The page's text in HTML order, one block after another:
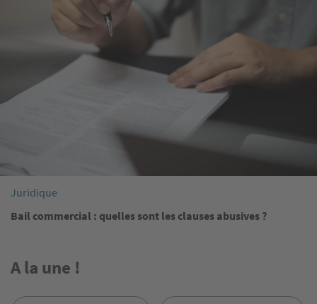
Juridique
Bail commercial : quelles sont les clauses abusives ?
A la une !